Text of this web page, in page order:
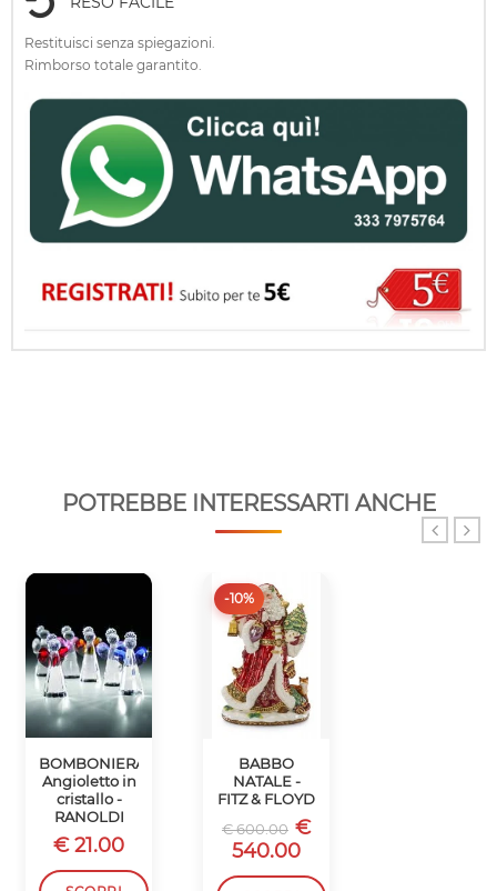
Restituisci senza spiegazioni.
Rimborso totale garantito.
POTREBBE INTERESSARTI ANCHE
BOMBONIERA
Angioletto in
cristallo -
RANOLDI
€ 21.00
-10%
BABBO
NATALE -
FITZ & FLOYD
€ 600.00 €
540.00